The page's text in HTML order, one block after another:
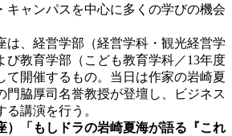
キャンパスを中心に多くの学びの機会
、経営学部（経営学科・観光経営学
び教育学部（こども教育学科／13年度
て開催するもの。当日は作家の岩崎夏
門脇厚司名誉教授が登壇し、ビジネス
講演を行う。
「もしドラの岩崎夏海が語る『これ